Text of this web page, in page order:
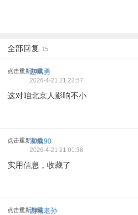
全部回复 15
点击重新加载
赵斌勇
2026-4-21 21:22:57
这对咱北京人影响不小
点击重新加载
袁成90
2026-4-21 21:01:38
实用信息，收藏了
点击重新加载西城老孙